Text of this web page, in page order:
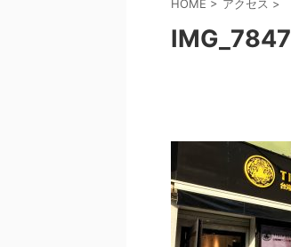
HOME > アクセス >
IMG_7847